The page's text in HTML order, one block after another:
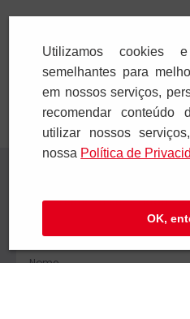
Preencha seus dados
seu e-
Utilizamos cookies
semelhantes para
em nossos serviços,
recomendar
utilizar nossos
nossa Polí­tica de
OK,